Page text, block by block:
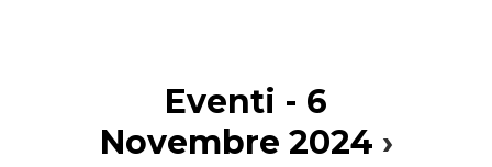
Eventi - 6
Novembre 2024 ›